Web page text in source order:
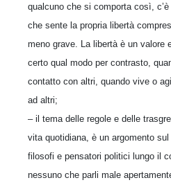
qualcuno che si comporta così,
che sente la propria libertà
meno grave. La libertà è un valore
certo qual modo per contrasto,
contatto con altri, quando vive o
ad altri;
– il tema delle regole e delle
vita quotidiana, è un argomento
filosofi e pensatori politici lungo il
nessuno che parli male